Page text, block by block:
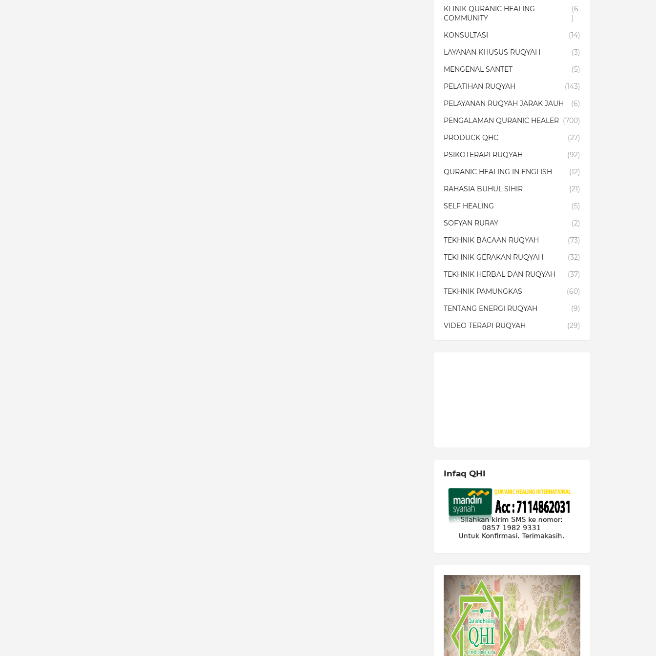
KLINIK QURANIC HEALING
COMMUNITY
(6
)
KONSULTASI
(14)
LAYANAN KHUSUS RUQYAH
(3)
MENGENAL SANTET
(5)
PELATIHAN RUQYAH
(143)
PELAYANAN RUQYAH JARAK JAUH
(6)
PENGALAMAN QURANIC HEALER (700)
PRODUCK QHC
(27)
PSIKOTERAPI RUQYAH
(92)
QURANIC HEALING IN ENGLISH
(12)
RAHASIA BUHUL SIHIR
(21)
SELF HEALING
(5)
SOFYAN RURAY
(2)
TEKHNIK BACAAN RUQYAH
(73)
TEKHNIK GERAKAN RUQYAH
(32)
TEKHNIK HERBAL DAN RUQYAH
(37)
TEKHNIK PAMUNGKAS
(60)
TENTANG ENERGI RUQYAH
(9)
VIDEO TERAPI RUQYAH
(29)
Infaq QHI